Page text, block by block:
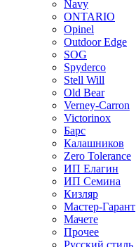
Navy
ONTARIO
Opinel
Outdoor Edge
SOG
Spyderco
Stell Will
Old Bear
Verney-Carron
Victorinox
Барс
Калашников
Zero Tolerance
ИП Елагин
ИП Семина
Кизляр
Мастер-Гарант
Мачете
Прочее
Русский стиль